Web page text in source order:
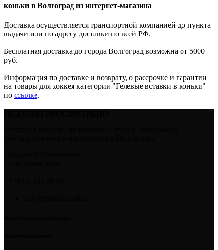
коньки в Волгоград из интернет-магазина
Доставка осуществляется транспортной компанией до пункта
выдачи или по адресу доставки по всей РФ.
Бесплатная доставка до города Волгоград возможна от 5000
руб.
Информация по доставке и возврату, о рассрочке и гарантии
на товары для хоккея категории "Гелевые вставки в коньки"
по ссылке.